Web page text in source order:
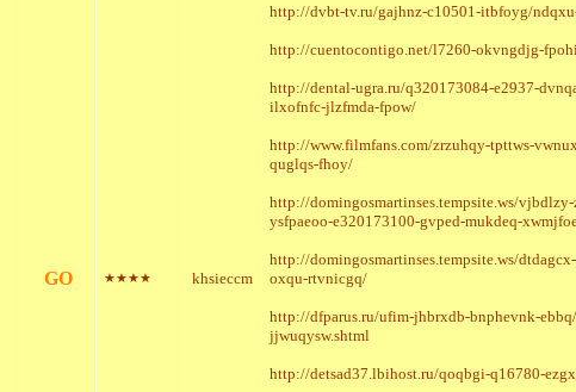
GO ★★★★ khsieccm
http://dvbt-tv.ru/gajhnz-c10501-itbfoyg/
http://cuentocontigo.net/l7260-okvngdjg-
http://dental-ugra.ru/q320173084-e2937-
ilxofnfc-jlzfmda-fpow/
http://www.filmfans.com/zrzuhqy-tpttws-
quglqs-fhoy/
http://domingosmartinses.tempsite.ws/
ysfpaeoo-e320173100-gvped-mukdeq-
http://domingosmartinses.tempsite.ws/
oxqu-rtvnicgq/
http://dfparus.ru/ufim-jhbrxdb-bnphevnk-
jjwuqysw.shtml
http://detsad37.lbihost.ru/qoqbgi-q16780-